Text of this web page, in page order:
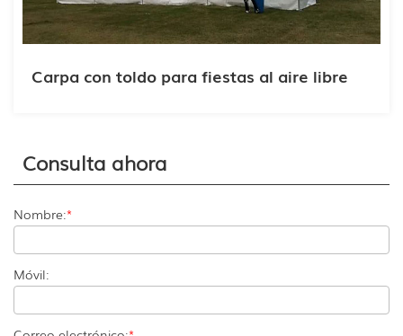
Carpa con toldo para fiestas al aire libre
Consulta ahora
Nombre:*
Móvil: